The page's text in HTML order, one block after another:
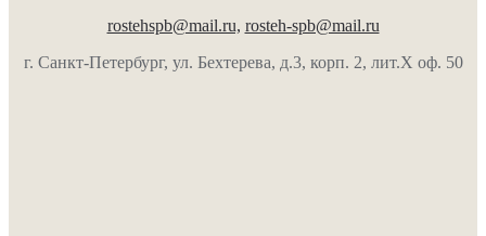
rostehspb@mail.ru, rosteh-spb@mail.ru
г. Санкт-Петербург, ул. Бехтерева, д.3, корп. 2, лит.Х оф. 50